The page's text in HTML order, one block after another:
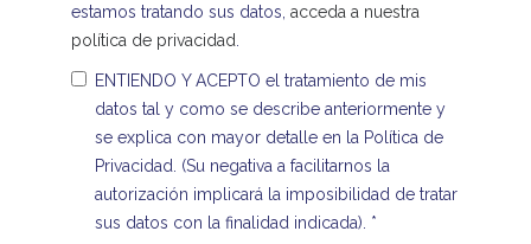
estamos tratando sus datos, acceda a nuestra
política de privacidad
ENTIENDO Y ACEPTO el tratamiento de mis
datos tal y como se describe anteriormente y
se explica con mayor detalle en la Política de
Privacidad. (Su negativa a facilitarnos la
autorización implicará la imposibilidad de tratar
sus datos con la finalidad indicada). *